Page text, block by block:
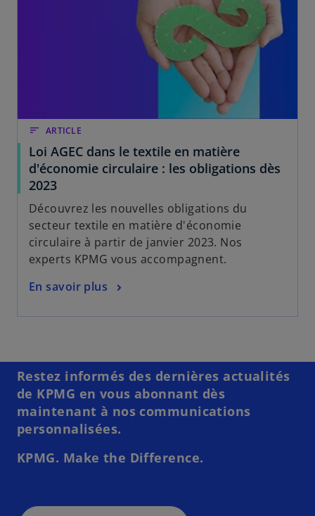
sort ARTICLE
Loi AGEC dans le textile en matière
d'économie circulaire : les obligations dès
2023
Découvrez les nouvelles obligations du
secteur textile en matière d'économie
circulaire à partir de janvier 2023. Nos
experts KPMG vous accompagnent.
En savoir plus
Restez informés des dernières actualités
de KPMG en vous abonnant dès
maintenant à nos communications
personnalisées.
KPMG. Make the Difference.